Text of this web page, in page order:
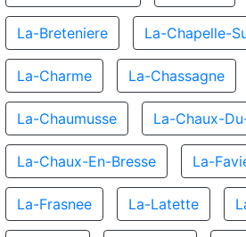
La-Breteniere La-Chapelle-
La-Charme La-Chassagne
La-Chaumusse La-Chaux-
La-Chaux-En-Bresse La-
La-Frasnee La-Latette